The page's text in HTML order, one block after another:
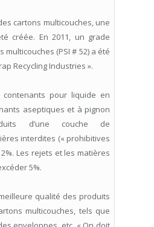
cartons multicouches, une
créée. En 2011, un grade
(PSI # 52) a été
Recycling Industries ».
contenants pour liquide en
aseptiques et à pignon
d’une couche de
interdites (« prohibitives
Les rejets et les matières
5%.
qualité des produits
multicouches, tels que